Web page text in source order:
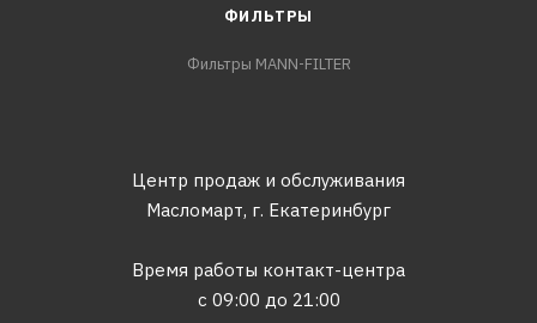
ФИЛЬТРЫ
Фильтры MANN-FILTER
Центр продаж и обслуживания
Масломарт, г. Екатеринбург
Время работы контакт-центра
с 09:00 до 21:00